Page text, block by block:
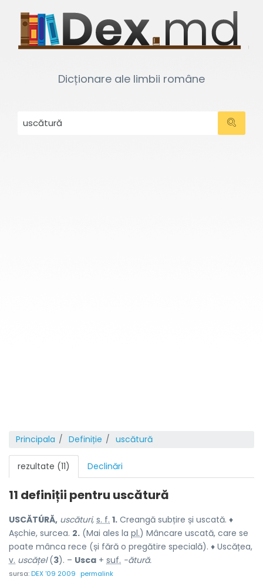
Dicționare ale limbii române
Principala Definiție uscătură
rezultate (11) Declinări
11 definiții pentru uscătură
USCĂTÚRĂ, uscături, s. f. 1. Creangă subțire și uscată. ♦
Așchie, surcea. 2. (Mai ales la pl.) Mâncare uscată, care se
poate mânca rece (și fără o pregătire specială). ♦ Uscățea,
v. uscățel(3). – Usca + suf. -ătură.
sursa:DEX '09 2009 permalink